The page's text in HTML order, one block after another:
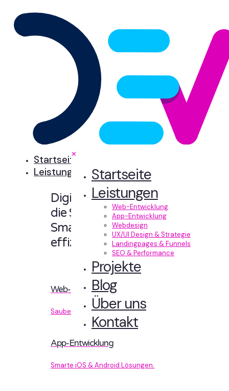
✕
Startseite
Leistungen
Web-Entwicklung
App-Entwicklung
Webdesign
UX/UI Design & Strategie
Landingpages & Funnels
SEO & Performance
Projekte
Blog
Über uns
Kontakt
Startseite
Leistungen
Digitale Erlebnisse,
die Sinn machen.
Smart designt und
effizient entwickelt.
Web-Entwicklung
Sauberer Code, der performt.
App-Entwicklung
Smarte iOS & Android Lösungen.